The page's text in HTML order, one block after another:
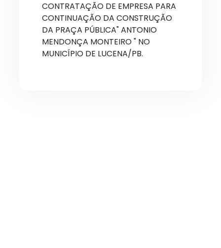
CONTRATAÇÃO DE EMPRESA PARA
CONTINUAÇÃO DA CONSTRUÇÃO
DA PRAÇA PÚBLICA" ANTONIO
MENDONÇA MONTEIRO " NO
MUNICÍPIO DE LUCENA/PB.